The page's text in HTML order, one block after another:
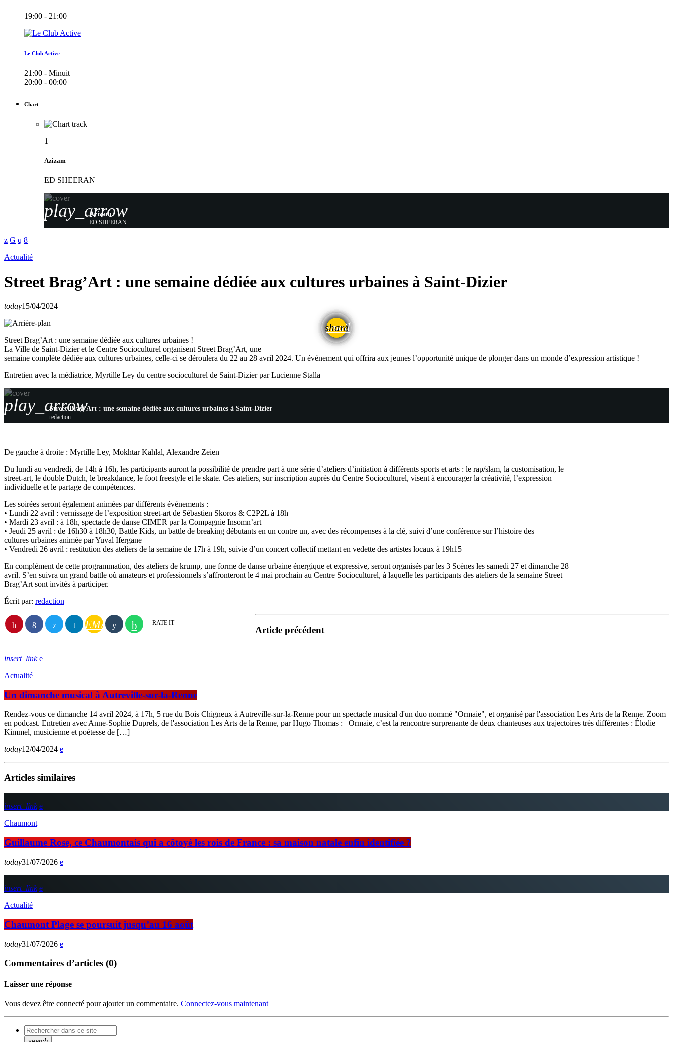
19:00 - 21:00
Le Club Active
21:00 - Minuit
20:00 - 00:00
Chart
1
Azizam
ED SHEERAN
play_arrow
Azizam
ED SHEERAN
Actualité
Street Brag’Art : une semaine dédiée aux cultures urbaines à Saint-Dizier
today15/04/2024
share
email
Street Brag’Art : une semaine dédiée aux cultures urbaines !
La Ville de Saint-Dizier et le Centre Socioculturel organisent Street Brag’Art, une
semaine complète dédiée aux cultures urbaines, celle-ci se déroulera du 22 au 28 avril 2024. Un événement qui offrira aux jeunes l’opportunité unique de plonger dans un monde d’expression artistique !
Entretien avec la médiatrice, Myrtille Ley du centre socioculturel de Saint-Dizier par Lucienne Stalla
play_arrowStreet Brag’Art : une semaine dédiée aux cultures urbaines à Saint-Dizier
redaction
De gauche à droite : Myrtille Ley, Mokhtar Kahlal, Alexandre Zeien
Du lundi au vendredi, de 14h à 16h, les participants auront la possibilité de prendre part à une série d’ateliers d’initiation à différents sports et arts : le rap/slam, la customisation, le
street-art, le double Dutch, le breakdance, le foot freestyle et le skate. Ces ateliers, sur inscription auprès du Centre Socioculturel, visent à encourager la créativité, l’expression
individuelle et le partage de compétences.
Les soirées seront également animées par différents événements :
• Lundi 22 avril : vernissage de l’exposition street-art de Sébastien Skoros & C2P2L à 18h
• Mardi 23 avril : à 18h, spectacle de danse CIMER par la Compagnie Insomn’art
• Jeudi 25 avril : de 16h30 à 18h30, Battle Kids, un battle de breaking débutants en un contre un, avec des récompenses à la clé, suivi d’une conférence sur l’histoire des
cultures urbaines animée par Yuval Ifergane
• Vendredi 26 avril : restitution des ateliers de la semaine de 17h à 19h, suivie d’un concert collectif mettant en vedette des artistes locaux à 19h15
En complément de cette programmation, des ateliers de krump, une forme de danse urbaine énergique et expressive, seront organisés par les 3 Scènes les samedi 27 et dimanche 28
avril. S’en suivra un grand battle où amateurs et professionnels s’affronteront le 4 mai prochain au Centre Socioculturel, à laquelle les participants des ateliers de la semaine Street
Brag’Art sont invités à participer.
Écrit par: redaction
EMAIL RATE IT
Article précédent
insert_link
Actualité
Un dimanche musical à Autreville-sur-la-Renne
Rendez-vous ce dimanche 14 avril 2024, à 17h, 5 rue du Bois Chigneux à Autreville-sur-la-Renne pour un spectacle musical d'un duo nommé "Ormaie", et organisé par l'association Les Arts de la Renne. Zoom
en podcast. Entretien avec Anne-Sophie Duprels, de l'association Les Arts de la Renne, par Hugo Thomas : Ormaie, c’est la rencontre surprenante de deux chanteuses aux trajectoires très différentes : Élodie
Kimmel, musicienne et poétesse de […]
today12/04/2024
Articles similaires
insert_link
Chaumont
Guillaume Rose, ce Chaumontais qui a côtoyé les rois de France : sa maison natale enfin identifiée ?
today31/07/2026
insert_link
Actualité
Chaumont Plage se poursuit jusqu’au 16 août
today31/07/2026
Commentaires d’articles (0)
Laisser une réponse
Vous devez être connecté pour ajouter un commentaire. Connectez-vous maintenant